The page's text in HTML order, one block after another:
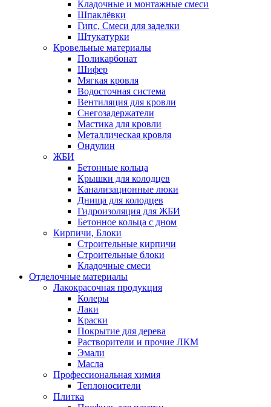
Кладочные и монтажные смеси
Шпаклёвки
Гипс, Смеси для заделки
Штукатурки
Кровельные материалы
Поликарбонат
Шифер
Мягкая кровля
Водосточная система
Вентиляция для кровли
Снегозадержатели
Мастика для кровли
Металлическая кровля
Ондулин
ЖБИ
Бетонные кольца
Крышки для колодцев
Канализационные люки
Днища для колодцев
Гидроизоляция для ЖБИ
Бетонное кольца с дном
Кирпичи, Блоки
Строительные кирпичи
Строительные блоки
Кладочные смеси
Отделочные материалы
Лакокрасочная продукция
Колеры
Лаки
Краски
Покрытие для дерева
Растворители и прочие ЛКМ
Эмали
Масла
Профессиональная химия
Теплоносители
Плитка